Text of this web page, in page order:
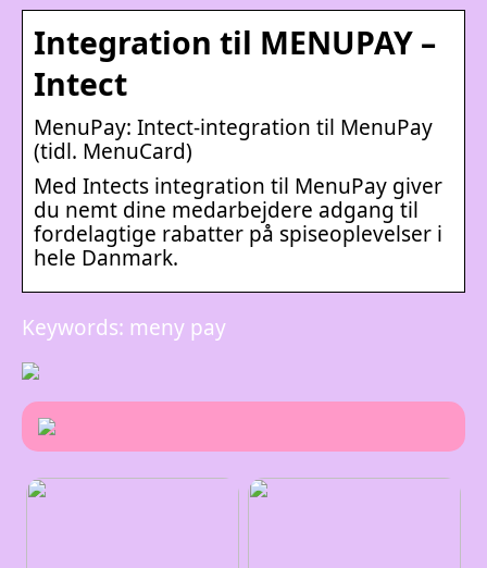
Integration til MENUPAY –
Intect
MenuPay: Intect-integration til MenuPay
(tidl. MenuCard)
Med Intects integration til MenuPay giver
du nemt dine medarbejdere adgang til
fordelagtige rabatter på spiseoplevelser i
hele Danmark.
Keywords: meny pay